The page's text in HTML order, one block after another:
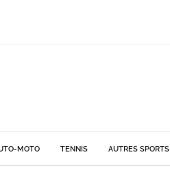
MOTO TENNIS AUTRES SPORTS